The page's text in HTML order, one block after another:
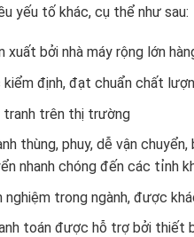
yếu tố khác, cụ thể như sau:
bởi nhà máy rộng lớn
định, đạt chuẩn chất
tranh trên thị trường
thùng, phuy, dễ vận
nhanh chóng đến các tỉnh
nghiệm trong ngành, được
toán được hỗ trợ bởi thiết